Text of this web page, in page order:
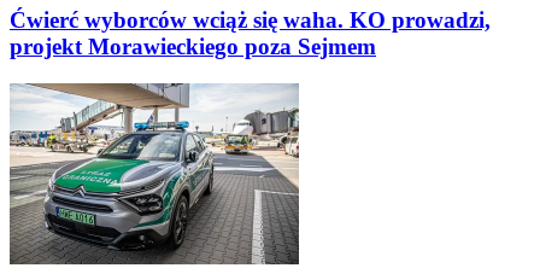
Ćwierć wyborców wciąż się waha. KO prowadzi,
projekt Morawieckiego poza Sejmem